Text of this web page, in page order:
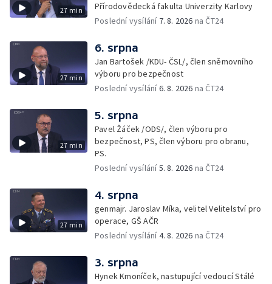
27 min
Přírodovědecká fakulta Univerzity Karlovy
Poslední vysílání 7. 8. 2026 na ČT24
27 min
6. srpna
Jan Bartošek /KDU- ČSL/, člen sněmovního
výboru pro bezpečnost
Poslední vysílání6. 8. 2026 na ČT24
27 min
5. srpna
Pavel Žáček /ODS/, člen výboru pro
bezpečnost, PS, člen výboru pro obranu,
PS.
Poslední vysílání5. 8. 2026 na ČT24
27 min
4. srpna
genmajr. Jaroslav Míka, velitel Velitelství pro
operace, GŠ AČR
Poslední vysílání4. 8. 2026 na ČT24
3. srpna
Hynek Kmoníček, nastupující vedoucí Stálé